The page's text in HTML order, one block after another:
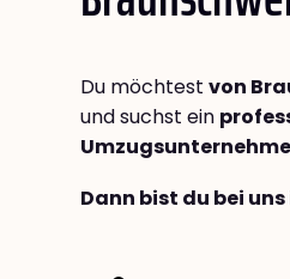
Du möchtest von
und suchst ein
Dann bist du bei